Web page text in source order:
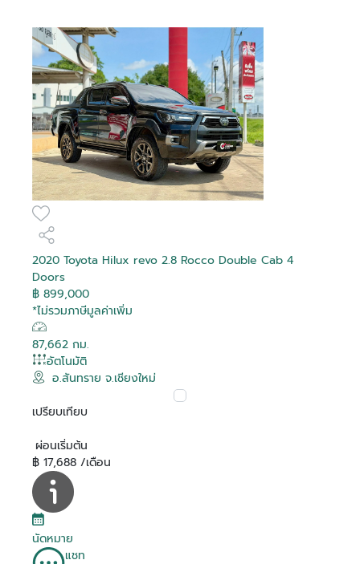
2020 Toyota Hilux revo 2.8 Rocco Double Cab 4
Doors
฿ 899,000
*ไม่รวมภาษีมูลค่าเพิ่ม
87,662 กม.
อัตโนมัติ
อ.สันทราย จ.เชียงใหม่
เปรียบเทียบ
ผ่อนเริ่มต้น
฿ 17,688 /เดือน
นัดหมาย
แชท